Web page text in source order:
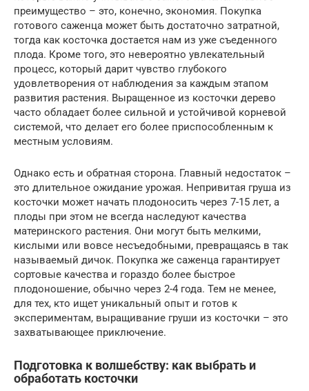
преимущество – это, конечно, экономия. Покупка
готового саженца может быть достаточно затратной,
тогда как косточка достается нам из уже съеденного
плода. Кроме того, это невероятно увлекательный
процесс, который дарит чувство глубокого
удовлетворения от наблюдения за каждым этапом
развития растения. Выращенное из косточки дерево
часто обладает более сильной и устойчивой корневой
системой, что делает его более приспособленным к
местным условиям.
Однако есть и обратная сторона. Главный недостаток –
это длительное ожидание урожая. Непривитая груша из
косточки может начать плодоносить через 7-15 лет, а
плоды при этом не всегда наследуют качества
материнского растения. Они могут быть мелкими,
кислыми или вовсе несъедобными, превращаясь в так
называемый дичок. Покупка же саженца гарантирует
сортовые качества и гораздо более быстрое
плодоношение, обычно через 2-4 года. Тем не менее,
для тех, кто ищет уникальный опыт и готов к
экспериментам, выращивание груши из косточки – это
захватывающее приключение.
Подготовка к волшебству: как выбрать и
обработать косточки